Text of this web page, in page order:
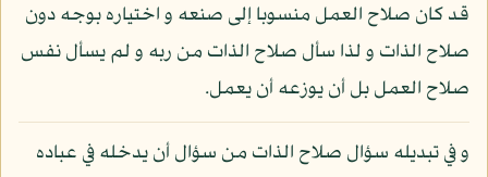
قد كان صلاح العمل منسوبا إلى صنعه و اختياره بوجه دون
صلاح الذات و لذا سأل صلاح الذات من ربه و لم يسأل نفس
صلاح العمل بل أن يوزعه أن يعمل.
و في تبديله سؤال صلاح الذات من سؤال أن يدخله في عباده